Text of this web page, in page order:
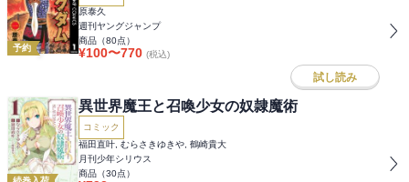
予約
原泰久
週刊ヤングジャンプ
商品（80点）
¥100〜770 (税込)
試し読み
異世界魔王と召喚少女の奴隷魔術
コミック
福田直叶, むらさきゆきや, 鶴崎貴大
月刊少年シリウス
商品（30点）